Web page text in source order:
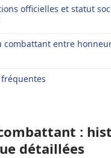
officielles et statut
combattant entre
:
détaillées